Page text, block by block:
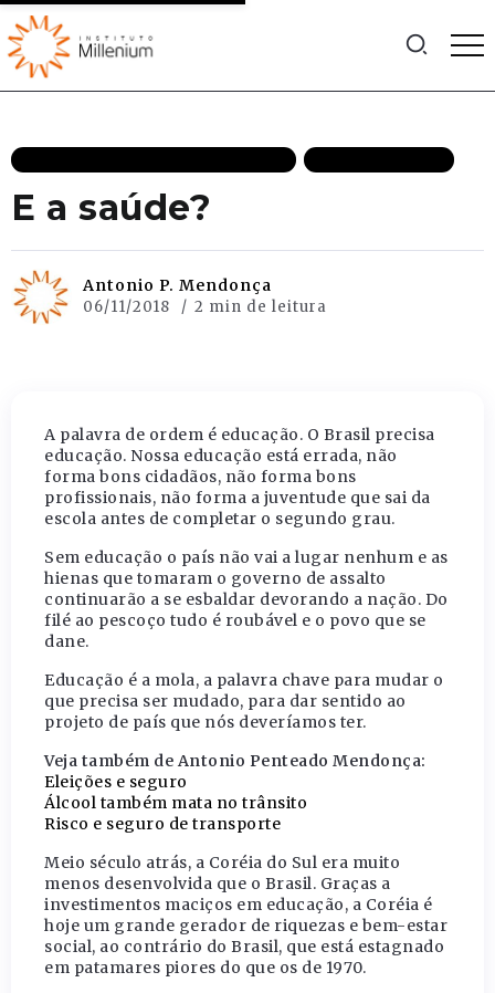
E a saúde?
Antonio P. Mendonça
06/11/2018 2 min de leitura
A palavra de ordem é educação. O Brasil precisa
educação. Nossa educação está errada, não
forma bons cidadãos, não forma bons
profissionais, não forma a juventude que sai da
escola antes de completar o segundo grau.
Sem educação o país não vai a lugar nenhum e as
hienas que tomaram o governo de assalto
continuarão a se esbaldar devorando a nação. Do
filé ao pescoço tudo é roubável e o povo que se
dane.
Educação é a mola, a palavra chave para mudar o
que precisa ser mudado, para dar sentido ao
projeto de país que nós deveríamos ter.
Veja também de Antonio Penteado Mendonça:
Eleições e seguro
Álcool também mata no trânsito
Risco e seguro de transporte
Meio século atrás, a Coréia do Sul era muito
menos desenvolvida que o Brasil. Graças a
investimentos maciços em educação, a Coréia é
hoje um grande gerador de riquezas e bem-estar
social, ao contrário do Brasil, que está estagnado
em patamares piores do que os de 1970.